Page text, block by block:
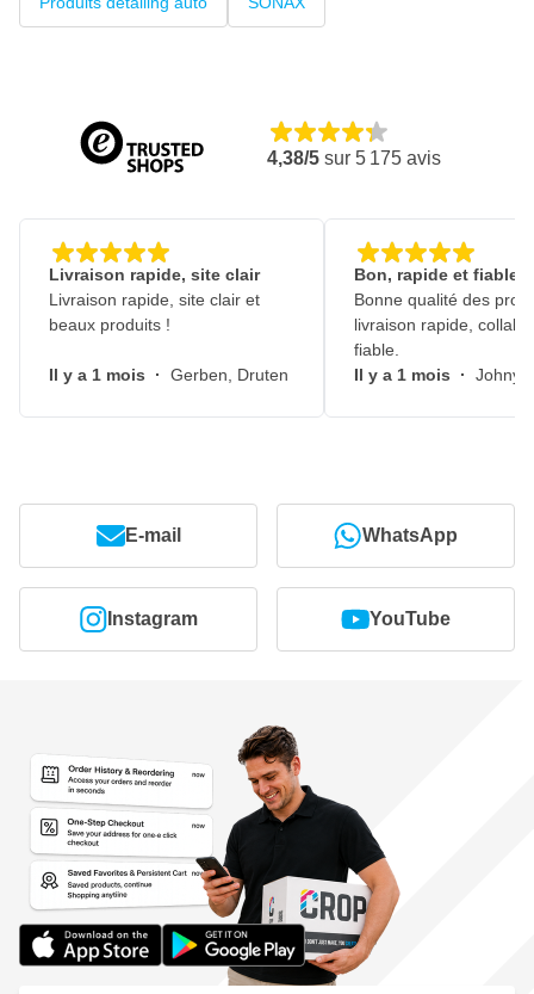
4,38/5 sur 5 175 avis
Livraison rapide, site clair
Livraison rapide, site clair et
beaux produits !
Il y a 1 mois · Gerben, Druten
Bon, rapide et fiable
Bonne qualité des
livraison rapide,
fiable.
Il y a 1 mois · Johny,
E-mail WhatsApp
Instagram YouTube